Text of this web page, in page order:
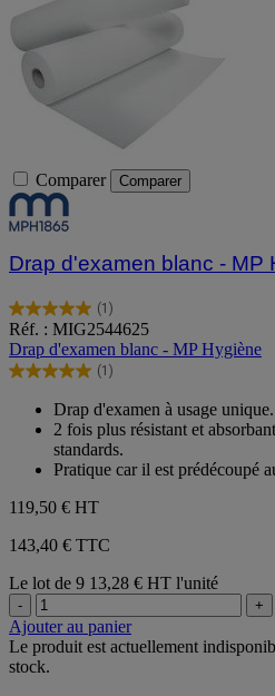
Comparer Comparer
Drap d'examen blanc - MP
(1)
5.0
sur
5
étoiles.
avis
Réf. : MIG2544625
Drap d'examen blanc - MP Hygiène
(1)
5.0
étoiles.
Drap d'examen à usage unique.
2 fois plus résistant et
standards.
Pratique car il est prédécoupé
119,50 € HT
143,40 € TTC
Le lot de 9 13,28 € HT l'unité
- +
Ajouter au panier
Le produit est actuellement
stock.